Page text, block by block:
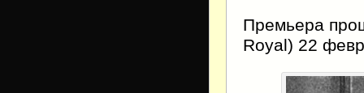
Премьера
Royal) 22